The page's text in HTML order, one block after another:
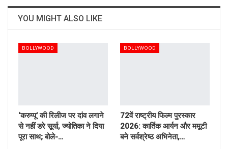
YOU MIGHT ALSO LIKE
BOLLYWOOD
‘करुप्पू’ की रिलीज पर दांव लगाने
से नहीं डरे सूर्या, ज्योतिका ने दिया
पूरा साथ; बोले-…
BOLLYWOOD
72वें राष्ट्रीय फिल्म पुरस्कार
2026: कार्तिक आर्यन और ममूटी
बने सर्वश्रेष्ठ अभिनेता,…